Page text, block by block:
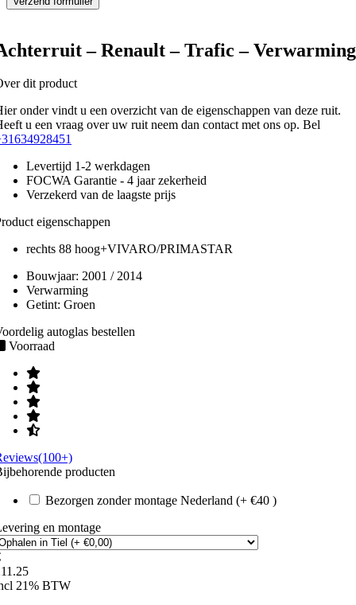
– Renault – Trafic – Verwarming
dit product
onder vindt u een overzicht van de eigenschappen van deze ruit.
u een vraag over uw ruit neem dan contact met ons op. Bel
Levertijd 1-2 werkdagen
FOCWA Garantie - 4 jaar zekerheid
Verzekerd van de laagste prijs
eigenschappen
rechts 88 hoog+VIVARO/PRIMASTAR
Bouwjaar: 2001 / 2014
Verwarming
Getint: Groen
autoglas bestellen
Voorraad
producten
Bezorgen zonder montage Nederland (+ €40 )
en montage
21% BTW